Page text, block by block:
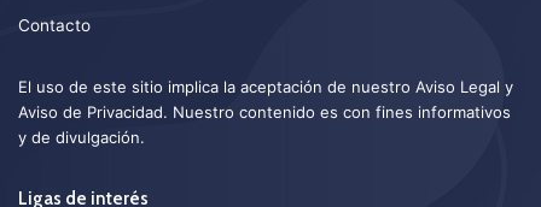
Contacto
El uso de este sitio implica la aceptación de nuestro Aviso Legal y
Aviso de Privacidad. Nuestro contenido es con fines informativos
y de divulgación.
Ligas de interés